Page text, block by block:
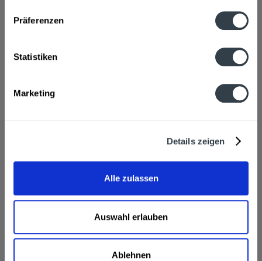
Präferenzen
Statistiken
Marketing
Details zeigen
Alle zulassen
Auswahl erlauben
Ablehnen
Hersteller
12,5% vol
Brennwert 1 kcal / 4 g Kohlenhydrate 8,6 g davon Zucker 8,6
Sauvignon Blanc Weingut Stadler 0,75l wird in den
folgenden Regionen, Städten, Orten und Postleitzahl-